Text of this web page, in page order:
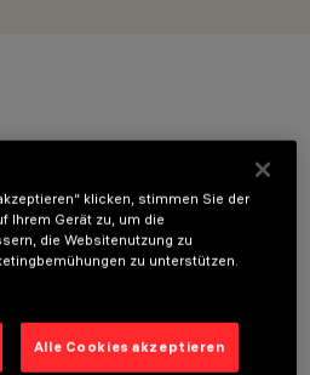
klicken, stimmen Sie der
Ihrem Gerät zu, um die
die Websitenutzung zu
zu unterstützen.
Alle Cookies akzeptieren